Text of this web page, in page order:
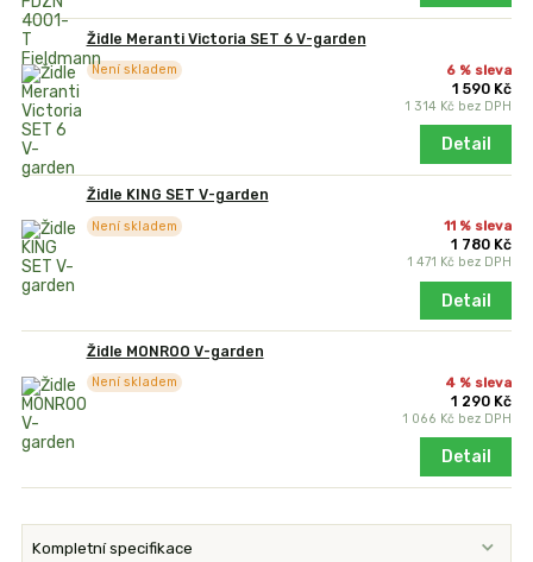
Židle Meranti Victoria SET 6 V-garden
6 % sleva
1 590 Kč
1 314 Kč bez DPH
Není skladem
Detail
Židle KING SET V-garden
11 % sleva
1 780 Kč
1 471 Kč bez DPH
Není skladem
Detail
Židle MONROO V-garden
4 % sleva
1 290 Kč
1 066 Kč bez DPH
Není skladem
Detail
Kompletní specifikace